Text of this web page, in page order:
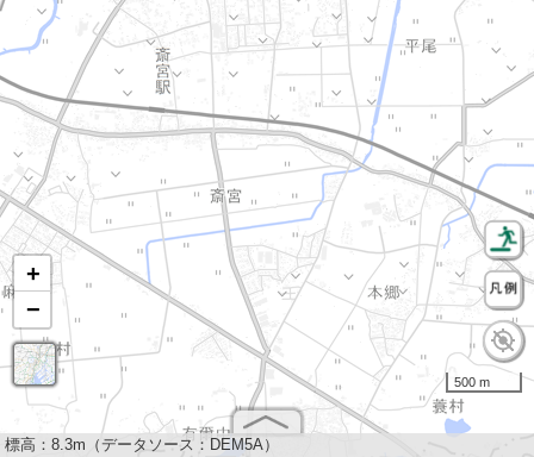
+
−
500 m
標高： 8.3m（データソース：DEM5A）